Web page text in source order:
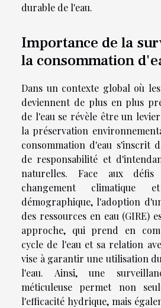
durable de l'eau.
Importance de la
la consommation
Dans un contexte global où
deviennent de plus en plus
de l'eau se révèle être un
la préservation
consommation d'eau s'inscrit
de responsabilité et
naturelles. Face aux
changement climatique
démographique, l'adoption
des ressources en eau (GIRE)
approche, qui prend en
cycle de l'eau et sa relation
vise à garantir une utilisation
l'eau. Ainsi, une
méticuleuse permet non
l'efficacité hydrique, mais